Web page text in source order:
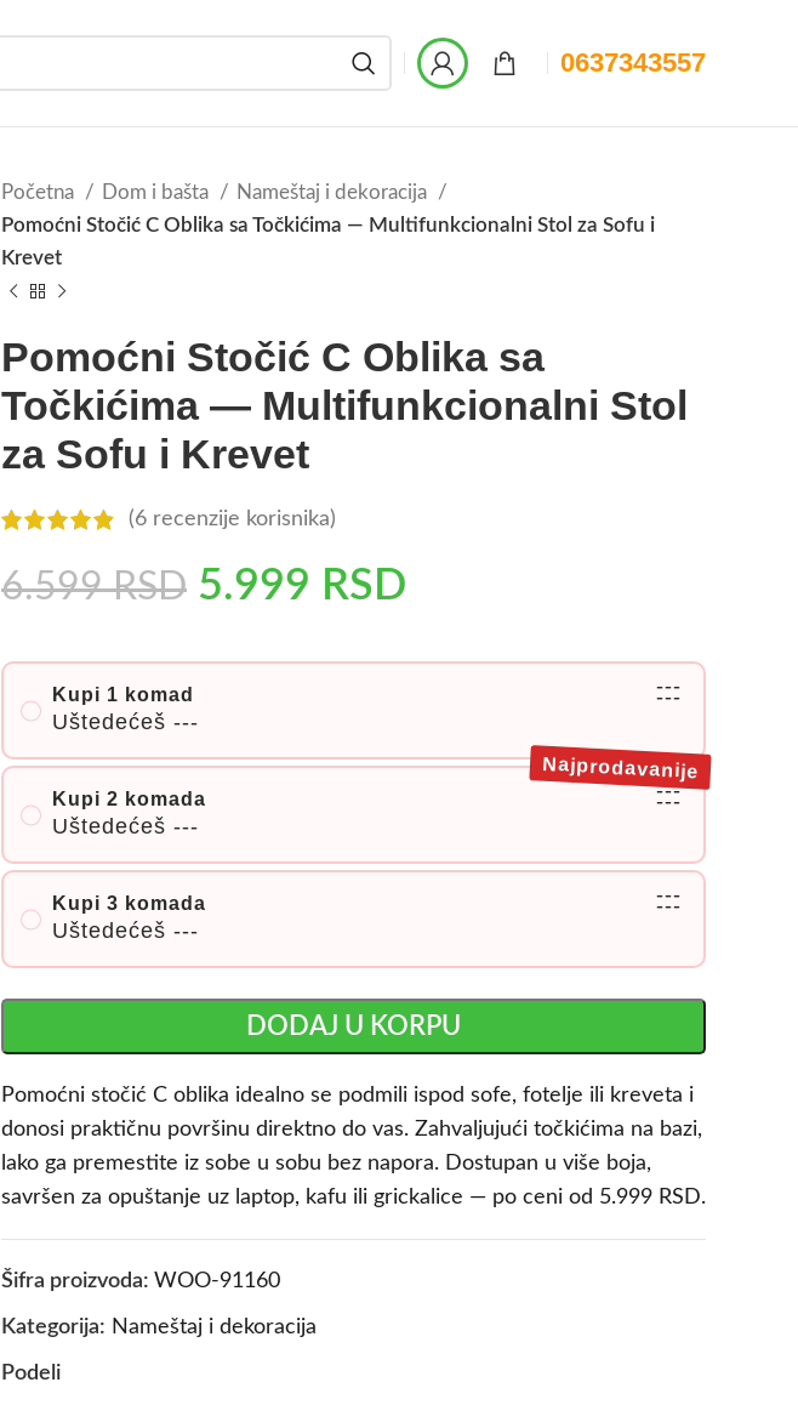
0637343557
Početna Dom i bašta
Nameštaj i dekoracija
Pomoćni Stočić C Oblika sa Točkićima — Multifunkcionalni Stol za Sofu i
Krevet
Pomoćni Stočić C Oblika sa
Točkićima — Multifunkcionalni Stol
za Sofu i Krevet
(6 recenzije korisnika)
6.599RSD 5.999 RSD
Kupi 1 komad
Uštedećeš ---
---
---
Kupi 2 komada
Uštedećeš ---
---
---
Najprodavanije
Kupi 3 komada
Uštedećeš ---
---
---
DODAJ U KORPU
Pomoćni stočić C oblika idealno se podmili ispod sofe, fotelje ili kreveta i
donosi praktičnu površinu direktno do vas. Zahvaljujući točkićima na bazi,
lako ga premestite iz sobe u sobu bez napora. Dostupan u više boja,
savršen za opuštanje uz laptop, kafu ili grickalice — po ceni od 5.999 RSD.
Šifra proizvoda: WOO-91160
Kategorija: Nameštaj i dekoracija
Podeli